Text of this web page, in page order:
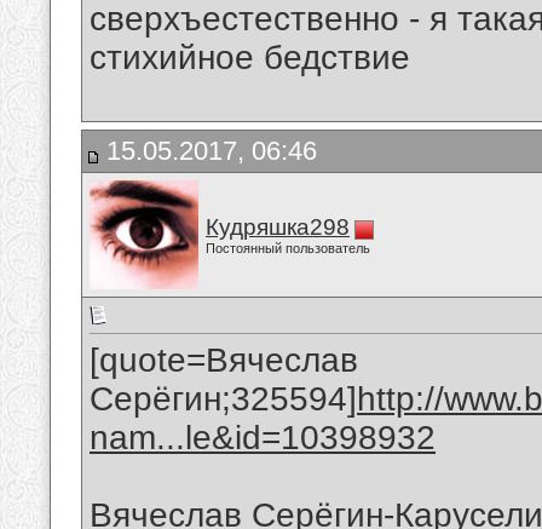
сверхъестественно - я
стихийное бедствие
15.05.2017, 06:46
Кудряшка298
Постоянный пользователь
[quote=Вячеслав
Серёгин;325594]http://
nam...le&id=10398932
Вячеслав Серёгин-Карусели